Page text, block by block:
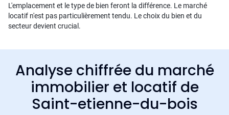
L'emplacement et le type de bien feront la différence. Le marché
locatif n'est pas particulièrement tendu. Le choix du bien et du
secteur devient crucial.
Analyse chiffrée du marché
immobilier et locatif de
Saint-etienne-du-bois